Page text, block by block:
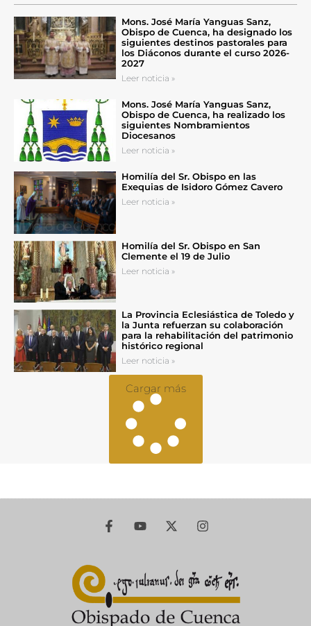
Mons. José María Yanguas Sanz,
Obispo de Cuenca, ha designado los
siguientes destinos pastorales para
los Diáconos durante el curso 2026-
2027
Leer noticia »
Mons. José María Yanguas Sanz,
Obispo de Cuenca, ha realizado los
siguientes Nombramientos
Diocesanos
Leer noticia »
Homilía del Sr. Obispo en las
Exequias de Isidoro Gómez Cavero
Leer noticia »
Homilía del Sr. Obispo en San
Clemente el 19 de Julio
Leer noticia »
La Provincia Eclesiástica de Toledo y
la Junta refuerzan su colaboración
para la rehabilitación del patrimonio
histórico regional
Leer noticia »
Cargar más